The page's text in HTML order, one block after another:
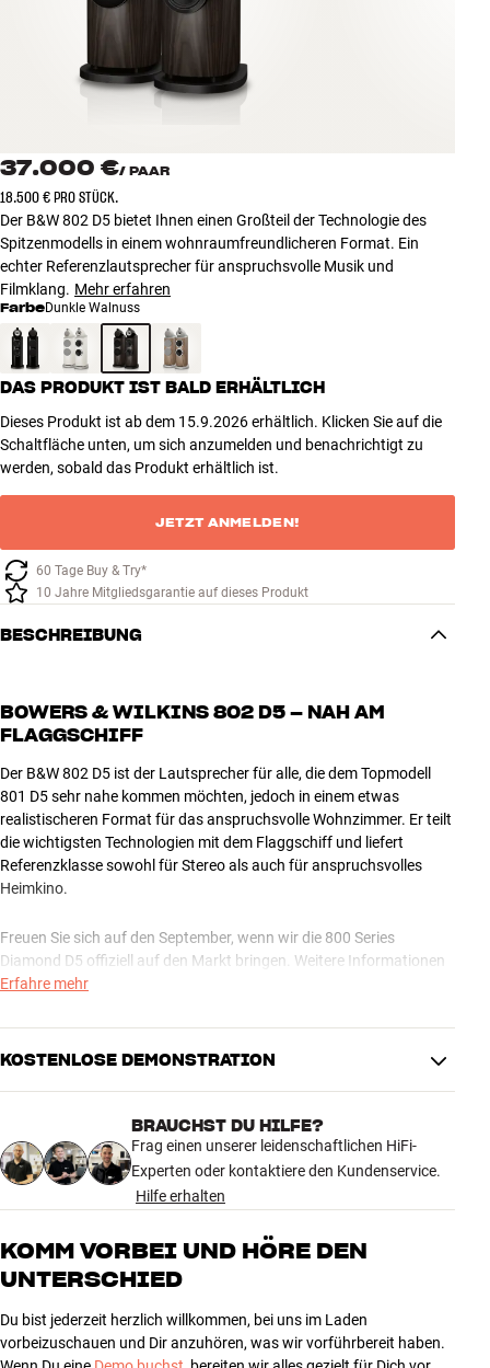
INSPIRATION
NEUHEITEN
ANGEBOTE
Store Finden
Kundendienst
Anmelden
Kundendienst
Bauen mit Klang
37.000 €/ PAAR
18.500 € PRO STÜCK.
Der B&W 802 D5 bietet Ihnen einen Großteil der Technologie des
Spitzenmodells in einem wohnraumfreundlicheren Format. Ein
echter Referenzlautsprecher für anspruchsvolle Musik und
Filmklang. Mehr erfahren
FarbeDunkle Walnuss
DAS PRODUKT IST BALD ERHÄLTLICH
Dieses Produkt ist ab dem 15.9.2026 erhältlich. Klicken Sie auf die
Schaltfläche unten, um sich anzumelden und benachrichtigt zu
werden, sobald das Produkt erhältlich ist.
JETZT ANMELDEN!
60 Tage Buy & Try*
10 Jahre Mitgliedsgarantie auf dieses Produkt
BESCHREIBUNG
BOWERS & WILKINS 802 D5 – NAH AM
FLAGGSCHIFF
Der B&W 802 D5 ist der Lautsprecher für alle, die dem Topmodell
801 D5 sehr nahe kommen möchten, jedoch in einem etwas
realistischeren Format für das anspruchsvolle Wohnzimmer. Er teilt
die wichtigsten Technologien mit dem Flaggschiff und liefert
Referenzklasse sowohl für Stereo als auch für anspruchsvolles
Heimkino.
Freuen Sie sich auf den September, wenn wir die 800 Series
Diamond D5 offiziell auf den Markt bringen. Weitere Informationen
folgen in Kürze.
NOCH KLARER, FREIER UND PRÄZISER
In der D5-Generation wurde das Gehäuse durch eine verbesserte
Matrix-Versteifung, eine Aluminium-Space-Frame-Verstrebung und
verfeinert. Gleichzeitig wurden die Lautsprecher für noch geringere
Verzerrungen und eine noch detailreichere Wiedergabe optimiert.
Das Ergebnis ist ein Standlautsprecher mit enormer Auflösung,
als auch voll unter Kontrolle bleibt. Ein großer Lautsprecher, aber
auch einer der naheliegendsten Wege in die absolute High-End-
Die neuen Modelle der 800 Series Diamond D5 können ab dem 15.
Erfahre mehr
KOSTENLOSE DEMONSTRATION
BRAUCHST DU HILFE?
Frag einen unserer leidenschaftlichen HiFi-
Experten oder kontaktiere den Kundenservice.
Hilfe erhalten
KOMM VORBEI UND HÖRE DEN
UNTERSCHIED
Du bist jederzeit herzlich willkommen, bei uns im Laden
vorbeizuschauen und Dir anzuhören, was wir vorführbereit haben.